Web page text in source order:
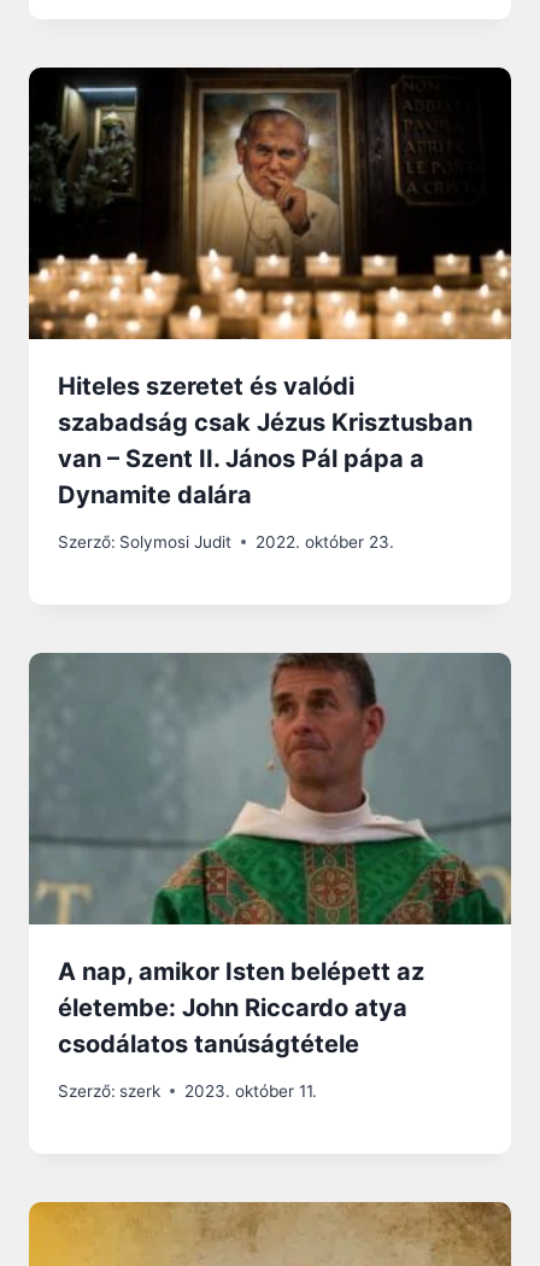
Hiteles szeretet és valódi
szabadság csak Jézus Krisztusban
van – Szent II. János Pál pápa a
Dynamite dalára
Szerző: Solymosi Judit 2022. október 23.
A nap, amikor Isten belépett az
életembe: John Riccardo atya
csodálatos tanúságtétele
Szerző: szerk 2023. október 11.